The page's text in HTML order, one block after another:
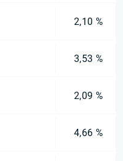
2,10 %
3,53 %
2,09 %
4,66 %